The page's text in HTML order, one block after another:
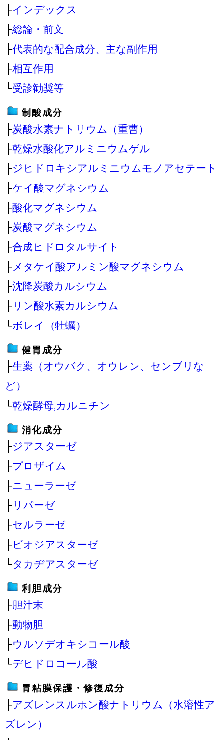
├インデックス
├総論・前文
├代表的な配合成分、主な副作用
├相互作用
└受診勧奨等
制酸成分
├炭酸水素ナトリウム（重曹）
├乾燥水酸化アルミニウムゲル
├ジヒドロキシアルミニウムモノアセテート
├ケイ酸マグネシウム
├酸化マグネシウム
├炭酸マグネシウム
├合成ヒドロタルサイト
├メタケイ酸アルミン酸マグネシウム
├沈降炭酸カルシウム
├ リン酸水素カルシウム
└ボレイ（牡蠣）
健胃成分
├生薬（オウバク、オウレン、センブリな
ど）
└乾燥酵母,カルニチン
消化成分
├ジアスターゼ
├プロザイム
├ニューラーゼ
├ リパーゼ
├セルラーゼ
├ビオジアスターゼ
└タカヂアスターゼ
利胆成分
├胆汁末
├動物胆
├ウルソデオキシコール酸
└デヒドロコール酸
胃粘膜保護・修復成分
├アズレンスルホン酸ナトリウム（水溶性ア
ズレン）